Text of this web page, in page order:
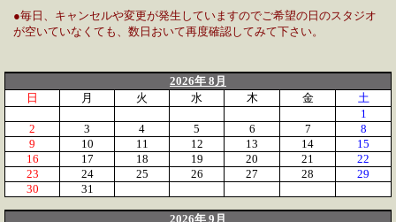
●毎日、キャンセルや変更が発生していますのでご希望の日のスタジオ
が空いていなくても、数日おいて再度確認してみて下さい。
2026年 8月
日
月 火 水 木 金
土
1
2
3 4 5 6 7
8
9
10 11 12 13 14
15
16
17 18 19 20 21
22
23
24 25 26 27 28
29
30
31
2026年 9月